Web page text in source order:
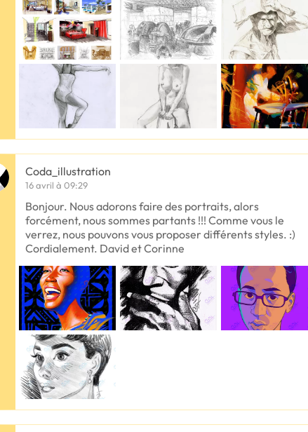
Coda_illustration
16 avril à 09:29
Bonjour. Nous adorons faire des portraits, alors
forcément, nous sommes partants !!! Comme vous le
verrez, nous pouvons vous proposer différents styles. :)
Cordialement. David et Corinne